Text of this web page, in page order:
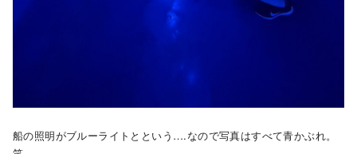
船の照明がブルーライトとという….なので写真はすべて青かぶれ。